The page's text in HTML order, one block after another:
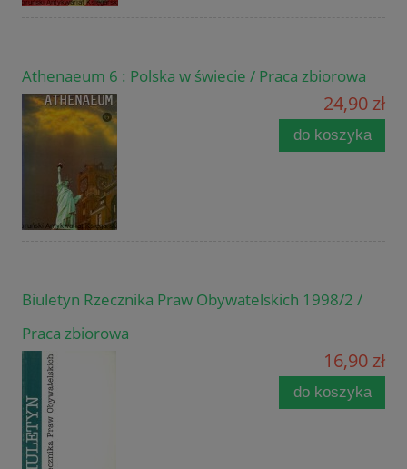
Athenaeum 6 : Polska w świecie / Praca zbiorowa
24,90 zł
do koszyka
Biuletyn Rzecznika Praw Obywatelskich 1998/2 /
Praca zbiorowa
16,90 zł
do koszyka